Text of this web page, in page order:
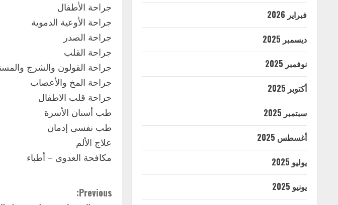
جراحة الأطفال
جراحة الأوعية الدموية
جراحة الصدر
جراحة القلب
جراحة القولون والشرج
جراحة المخ والأعصاب
جراحة قلب الاطفال
طب أسنان الأسرة
طب نفسى إدمان
علاج الألم
مكافحة العدوى – أطباء
C
Previous:
فبراير 2026
ديسمبر 2025
نوفمبر 2025
أكتوبر 2025
سبتمبر 2025
أغسطس 2025
يوليو 2025
يونيو 2025